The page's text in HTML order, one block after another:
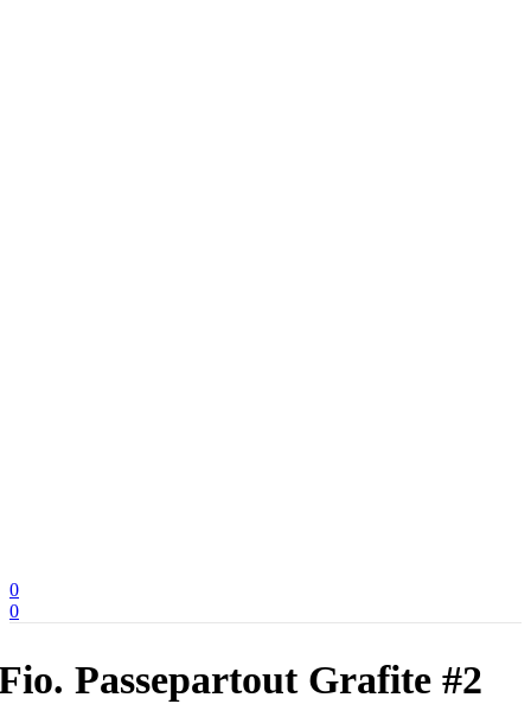
0
0
Passepartout Grafite #2